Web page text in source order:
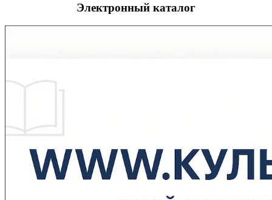
Электронный каталог